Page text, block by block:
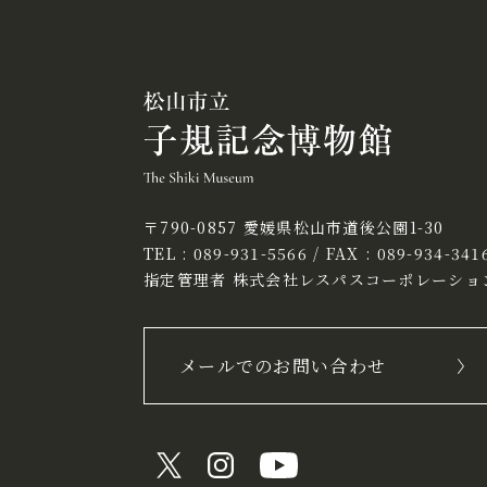
〒790-0857 愛媛県松山市道後公園1-30
TEL : 089-931-5566 / FAX : 089-934-
指定管理者 株式会社レスパスコーポレーショ
メールでのお問い合わせ